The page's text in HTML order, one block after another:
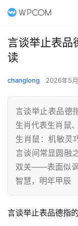
言谈举止表品
读
changlong 2026年5
言谈举止表品德
生肖代表生肖鼠
生肖鼠：机敏灵
言谈间常显圆融
双关——表面似讽
智慧，明年甲辰
言谈举止表品德指